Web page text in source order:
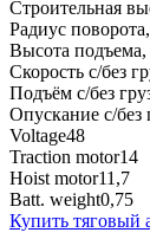
Строительная
Радиус
Высота
Скорость с/без
Подъём с/без
Опускание с/без
Voltage48
Traction motor14
Hoist motor11,7
Batt. weight0,75
Купить тяговый